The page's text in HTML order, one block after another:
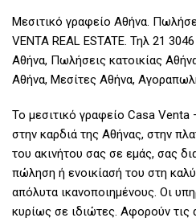
Μεσιτικό γραφείο Αθήνα.
VENTA REAL ESTATE. Τηλ 21
Αθήνα, Πωλήσεις κατοικίας
Αθήνα, Μεσίτες Αθήνα,
Το μεσιτικό γραφείο Casa
στην καρδιά της Αθήνας, στην
του ακινήτου σας σε εμάς, σας
πώληση ή ενοικίασή του στη
απόλυτα ικανοποιημένους. Οι
κυρίως σε ιδιώτες. Αφορούν τις